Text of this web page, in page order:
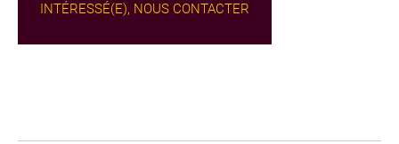
INTÉRESSÉ(E), NOUS CONTACTER